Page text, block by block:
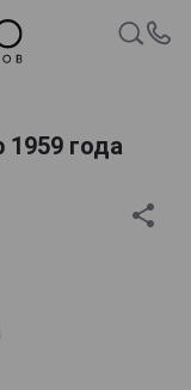
года